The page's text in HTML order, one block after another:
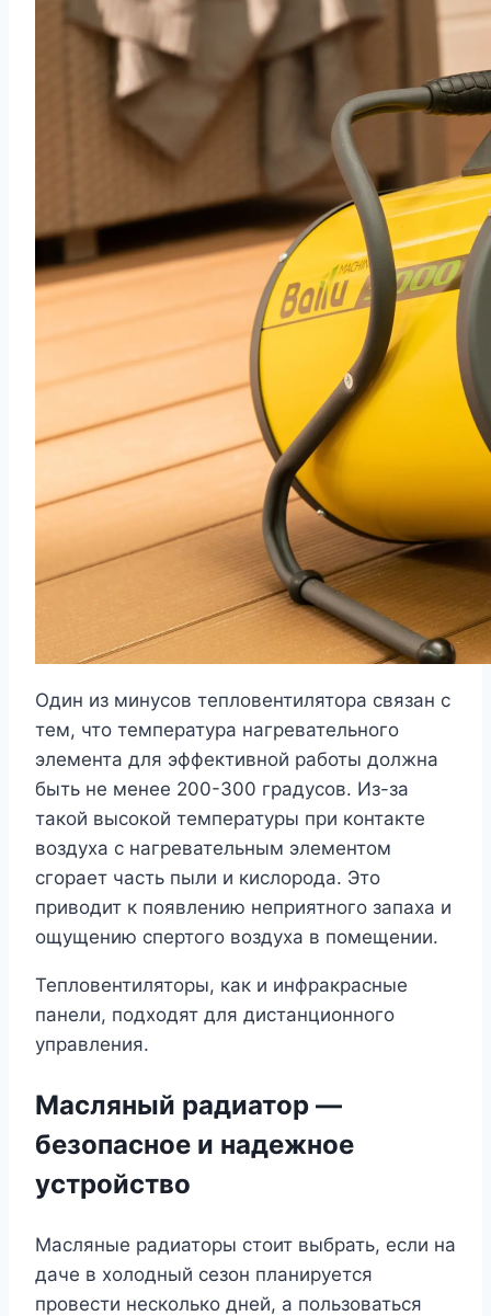
Один из минусов тепловентилятора связан с
тем, что температура нагревательного
элемента для эффективной работы должна
быть не менее 200-300 градусов. Из-за
такой высокой температуры при контакте
воздуха с нагревательным элементом
сгорает часть пыли и кислорода. Это
приводит к появлению неприятного запаха и
ощущению спертого воздуха в помещении.
Тепловентиляторы, как и инфракрасные
панели, подходят для дистанционного
управления.
Масляный радиатор —
безопасное и надежное
устройство
Масляные радиаторы стоит выбрать, если на
даче в холодный сезон планируется
провести несколько дней, а пользоваться